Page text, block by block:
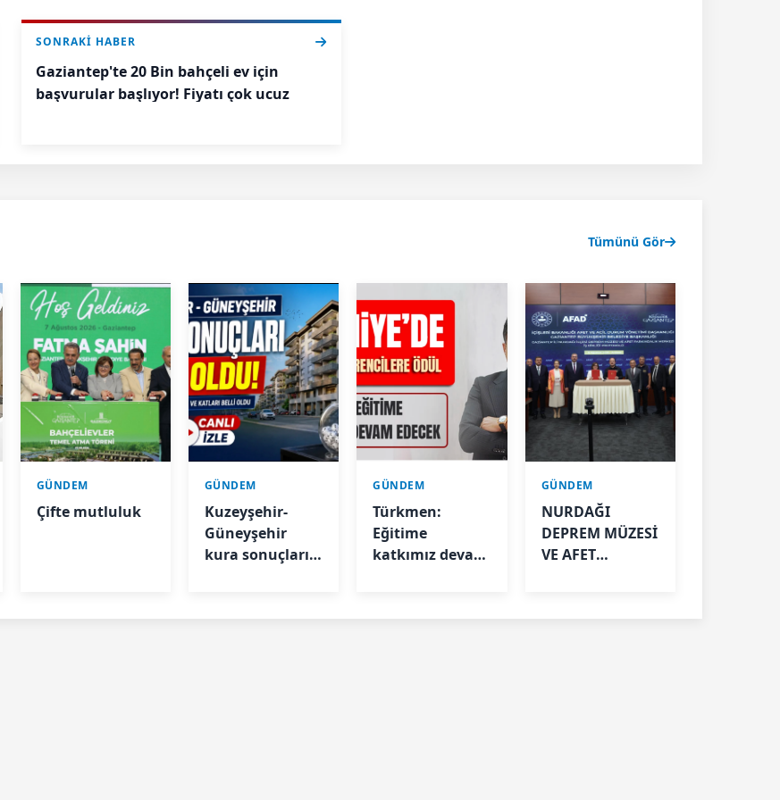
SONRAKI HABER
Gaziantep'te 20 Bin bahçeli ev için
başvurular başlıyor! Fiyatı çok ucuz
Tümünü Gör
GÜNDEM
Çifte mutluluk
GÜNDEM
Kuzeyşehir-
Güneyşehir
kura sonuçları
GÜNDEM
Türkmen:
Eğitime
katkımız devam
GÜNDEM
NURDAĞI
DEPREM MÜZESİ
VE AFET